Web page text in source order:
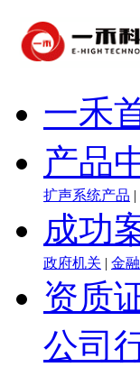
一禾
产品
扩声系统产品 |
成功
政府机关 | 金
资质
公司